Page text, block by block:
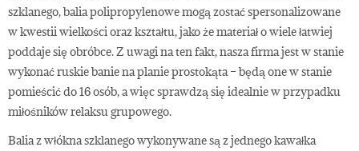
szklanego, balia polipropylenowe mogą zostać spersonalizowane
w kwestii wielkości oraz kształtu, jako że materiał o wiele łatwiej
poddaje się obróbce. Z uwagi na ten fakt, nasza firma jest w stanie
wykonać ruskie banie na planie prostokąta – będą one w stanie
pomieścić do 16 osób, a więc sprawdzą się idealnie w przypadku
miłośników relaksu grupowego.
Balia z włókna szklanego wykonywane są z jednego kawałka